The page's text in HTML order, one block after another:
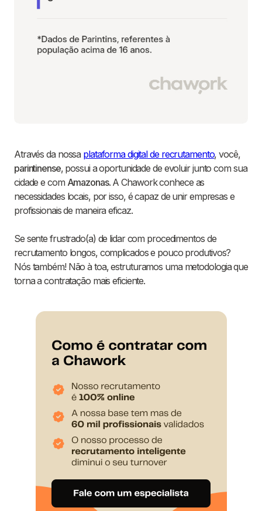
Através da nossa plataforma digital de recrutamento, você,
parintinense, possui a oportunidade de evoluir junto com sua
cidade e com Amazonas. A Chawork conhece as
necessidades locais, por isso, é capaz de unir empresas e
profissionais de maneira eficaz.
Se sente frustrado(a) de lidar com procedimentos de
recrutamento longos, complicados e pouco produtivos?
Nós também! Não à toa, estruturamos uma metodologia que
torna a contratação mais eficiente.